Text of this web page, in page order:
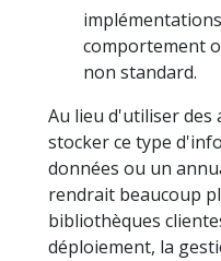
comportement
non standard.
Au lieu d'utiliser
stocker ce type
données ou un
rendrait beaucoup
bibliothèques
déploiement, la